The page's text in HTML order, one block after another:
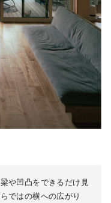
や凹凸をできるだけ見
ではの横への広がり